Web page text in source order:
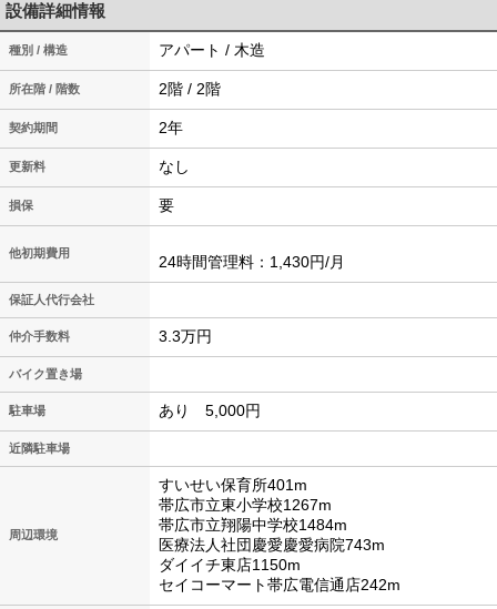
設備詳細情報
種別 / 構造 アパート / 木造
所在階 / 階数 2階 / 2階
契約期間 2年
更新料 なし
損保 要
他初期費用 24時間管理料：1,430円/月
保証人代行会社
仲介手数料 3.3万円
バイク置き場
駐車場 あり 5,000円
近隣駐車場
周辺環境
すいせい保育所401m
帯広市立東小学校1267m
帯広市立翔陽中学校1484m
医療法人社団慶愛慶愛病院743m
ダイイチ東店1150m
セイコーマート帯広電信通店242m